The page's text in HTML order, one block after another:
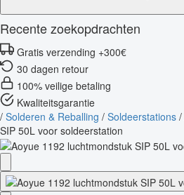
Recente zoekopdrachten
Gratis verzending +300€
30 dagen retour
100% veilige betaling
Kwaliteitsgarantie
/ Solderen & Reballing / Soldeerstations /
SIP 50L voor soldeerstation